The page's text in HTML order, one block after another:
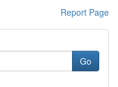
Report Page
Go